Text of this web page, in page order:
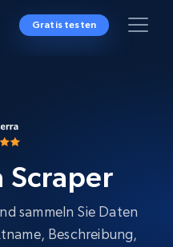
Gratis testen
Scraper
sammeln Sie Daten
Beschreibung,